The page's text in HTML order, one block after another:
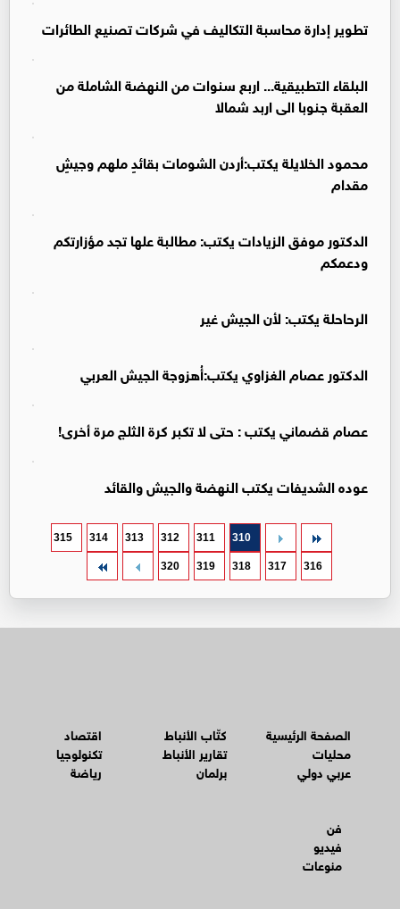
تطوير إدارة محاسبة التكاليف في شركات تصنيع الطائرات
البلقاء التطبيقية... اربع سنوات من النهضة الشاملة من
العقبة جنوبا الى اربد شمالا
محمود الخلايلة يكتب:أردن الشومات بقائدٍ ملهم وجيشٍ
مقدام
الدكتور موفق الزيادات يكتب: مطالبة علها تجد مؤزارتكم
ودعمكم
الرحاحلة يكتب: لأن الجيش غير
الدكتور عصام الغزاوي يكتب:أُهزوجة الجيش العربي
عصام قضماني يكتب : حتى لا تكبر كرة الثلج مرة أخرى!
عوده الشديفات يكتب النهضة والجيش والقائد
310
311
312
313
314
315
316
317
318
319
320
الصفحة الرئيسية
محليات
عربي دولي
كتّاب الأنباط
تقارير الأنباط
برلمان
اقتصاد
تكنولوجيا
رياضة
فن
فيديو
منوعات